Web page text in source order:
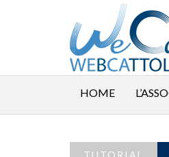
HOME
TUTORIAL